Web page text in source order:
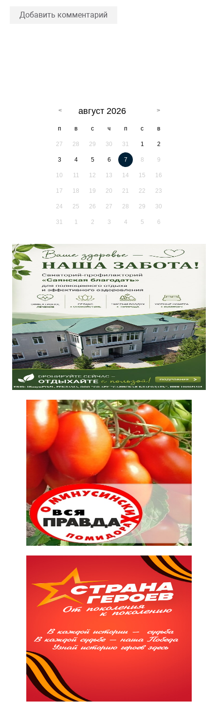
Добавить комментарий
август 2026
п в с ч п с в
27 28 29 30 31 1 2
3 4 5 6 7 8 9
10 11 12 13 14 15 16
17 18 19 20 21 22 23
24 25 26 27 28 29 30
31 1 2 3 4 5 6